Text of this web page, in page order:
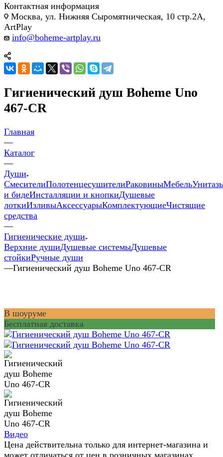
Контактная информация
Москва, ул. Нижняя Сыромятническая, 10 стр.2А,
ArtPlay
info@boheme-artplay.ru
Гигиенический душ Boheme Uno
467-CR
Главная
—
Каталог
—
Души
СмесителиПолотенцесушителиРаковиныМебель
и бидеИнсталляции и кнопкиДушевые
лоткиИзливыАксессуарыКомплектующиеЧистящие
средства
—
Гигиенические души
Верхние душиДушевые системыДушевые
стойкиРучные души
—Гигиенический душ Boheme Uno 467-CR
В шоуруме
Бесплатная доставка
Видео
Цена действительна только для интернет-магазина и